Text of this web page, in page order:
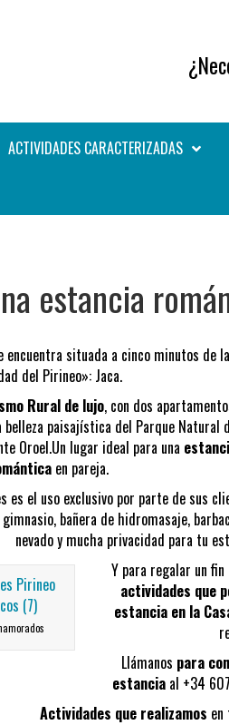
ACTIVIDADES CARACTERIZADAS
estancia
encuentra situada a cinco minutos de la
del Pirineo»: Jaca.
Rural de lujo, con dos
belleza paisajística del Parque Natural
Oroel.Un lugar ideal para una
en pareja.
es el uso exclusivo por parte de sus
bañera de hidromasaje,
nevado y mucha privacidad para tu
Y para regalar un
actividades que
estancia en la
Llámanos para
estanciaal +34
Actividades que realizamos